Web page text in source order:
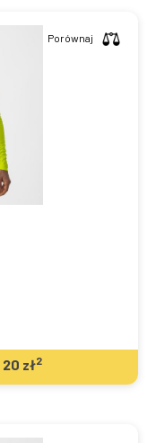
Porównaj
20 zł2